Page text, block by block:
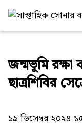
জন্মভূমি
ছাত্রশিবির
১৯ ডিসেম্বর ২০২৪